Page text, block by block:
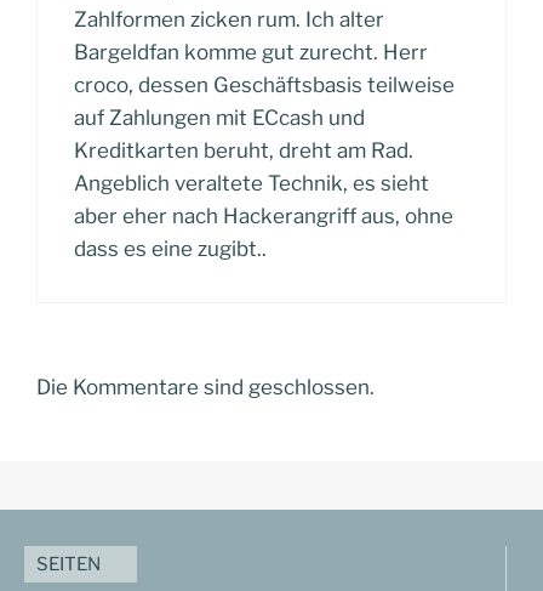
Zahlformen zicken rum. Ich alter
Bargeldfan komme gut zurecht. Herr
croco, dessen Geschäftsbasis teilweise
auf Zahlungen mit ECcash und
Kreditkarten beruht, dreht am Rad.
Angeblich veraltete Technik, es sieht
aber eher nach Hackerangriff aus, ohne
dass es eine zugibt..
Die Kommentare sind geschlossen.
SEITEN